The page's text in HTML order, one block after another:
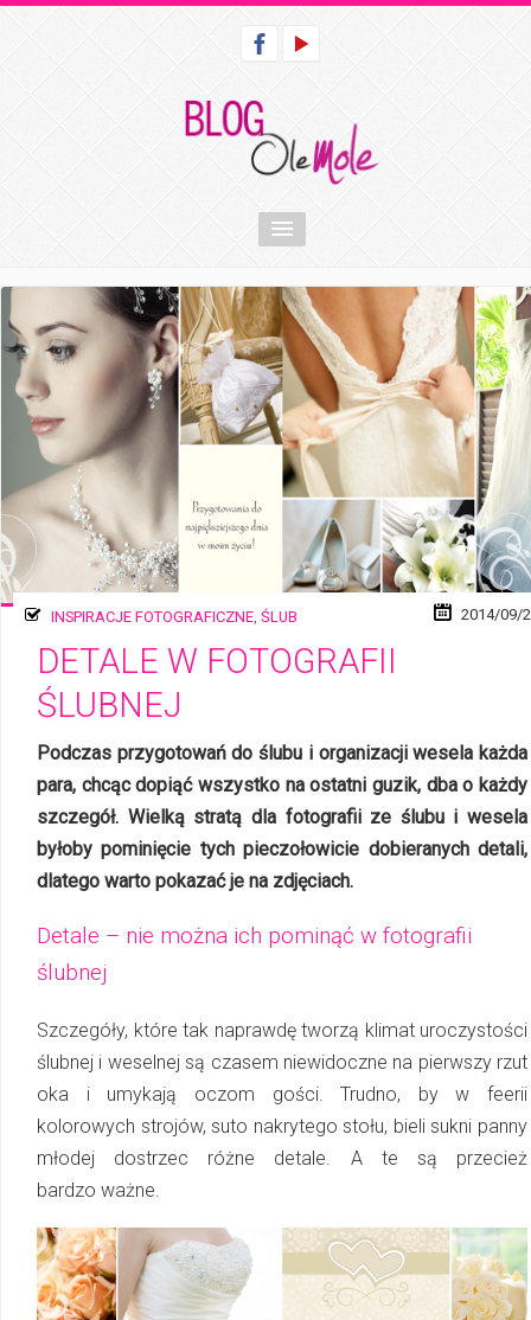
INSPIRACJE FOTOGRAFICZNE, ŚLUB 2014/09/
DETALE W FOTOGRAFII
ŚLUBNEJ
Podczas przygotowań do ślubu i organizacji wesela każda
para, chcąc dopiąć wszystko na ostatni guzik, dba o każdy
szczegół. Wielką stratą dla fotografii ze ślubu i wesela
byłoby pominięcie tych pieczołowicie dobieranych detali,
dlatego warto pokazać je na zdjęciach.
Detale – nie można ich pominąć w fotografii
ślubnej
Szczegóły, które tak naprawdę tworzą klimat uroczystości
ślubnej i weselnej są cza­sem niewidoczne na pierwszy rzut
oka i umykają oczom gości. Trudno, by w feerii
kolorowych strojów, suto nakrytego stołu, bieli sukni panny
młodej dostrzec różne detale. A te są przecież
bardzo ważne.